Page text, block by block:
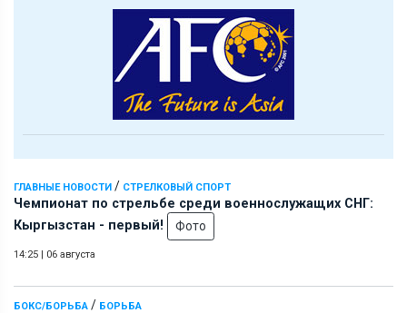
ГЛАВНЫЕ НОВОСТИ / СТРЕЛКОВЫЙ СПОРТ
Чемпионат по стрельбе среди военнослужащих СНГ:
Кыргызстан - первый!
Фото
14:25 | 06 августа
БОКС/БОРЬБА / БОРЬБА